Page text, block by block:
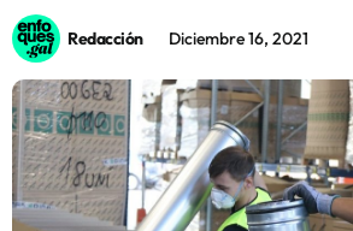
Sostenibilidad
Innova
Redacción Diciembre 16, 2021